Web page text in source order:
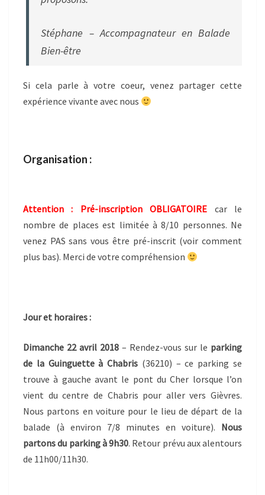
Stéphane – Accompagnateur en Balade
Bien-être
Si cela parle à votre coeur, venez partager cette
expérience vivante avec nous
Organisation :
Attention : Pré-inscription OBLIGATOIRE car le
nombre de places est limitée à 8/10 personnes. Ne
venez PAS sans vous être pré-inscrit (voir comment
plus bas). Merci de votre compréhension
Jour et horaires :
Dimanche 22 avril 2018 – Rendez-vous sur le parking
de la Guinguette à Chabris (36210) – ce parking se
trouve à gauche avant le pont du Cher lorsque l’on
vient du centre de Chabris pour aller vers Gièvres.
Nous partons en voiture pour le lieu de départ de la
balade (à environ 7/8 minutes en voiture). Nous
partons du parking à 9h30. Retour prévu aux alentours
de 11h00/11h30.